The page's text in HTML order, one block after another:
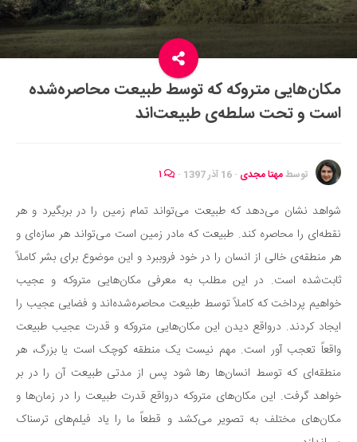
رستوران گردی
سفر و گردشگری
ایران گردی
جهان گردی
موفقیت و مهارت‌های فردی
تغذیه سالم
بهداشت
بیماری و درمان
کودک و مادر
ورزش و تندرستی
روانشناسی
مراکز پزشکی و دارویی
فرهنگ و هنر
مکان‌هایی متروکه که توسط طبیعت محاصره‌شده
است و تحت سلطه‌ی طبیعت‌اند
توسطمهتا مجدی · 16 آذر 1397 ·
شواهد نشان می‌دهد که طبیعت می‌تواند تمام زمین را در بربگیرد و هر
نقطه‌ای را محاصره کند. طبیعت که مادر زمین است می‌تواند هر سازه‌ای و
هر منطقه‌ی خالی از انسان را در خود فروببرد و این موضوع برای بشر کاملاً
ثابت‌شده است. در این مطلب به معرفی مکان‌هایی متروکه‌ و عجیب
خواهیم پرداخت که کاملاً توسط طبیعت محاصره‌شده‌اند و فضایی عجیب را
ایجاد کردند. درواقع دیدن این مکان‌هایی متروکه و قدرت عجیب طبیعت
واقعاً تعجب آور است. مهم نیست یک منطقه کوچک است یا بزرگ، هر
منطقه‌ای که توسط انسان‌ها رها شود پس از مدتی طبیعت آن را در بر
خواهد گرفت. این مکان‌های متروکه درواقع قدرت طبیعت را در زمان‌ها و
مکان‌های مختلف به تصویر می‌کشد و قطعاً ما را یاد فیلم‌های ترسناک